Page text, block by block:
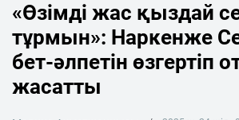
«Өзімді жас қыздай
тұрмын»: Наркенже
бет-әлпетін өзгертіп
жасатты